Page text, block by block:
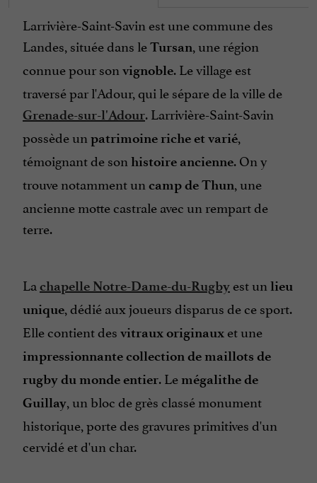
Larrivière-Saint-Savin est une commune des
Landes, située dans leTursan, une région
connue pour son vignoble. Le village est
traversé par l'Adour, qui le sépare de la ville de
Grenade-sur-l'Adour. Larrivière-Saint-Savin
possède un patrimoine riche et varié,
témoignant de son histoire ancienne. On y
trouve notamment un camp de Thun, une
ancienne motte castrale avec un rempart de
terre.
La chapelle Notre-Dame-du-Rugby est un lieu
unique, dédié aux joueurs disparus de ce sport.
Elle contient des vitraux originaux et une
impressionnante collection de maillots de
rugby du monde entier. Le mégalithe de
Guillay, un bloc de grès classé monument
historique, porte des gravures primitives d'un
cervidé et d'un char.